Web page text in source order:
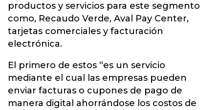
productos y servicios para este segmento
como, Recaudo Verde, Aval Pay Center,
tarjetas comerciales y facturación
electrónica.
El primero de estos “es un servicio
mediante el cual las empresas pueden
enviar facturas o cupones de pago de
manera digital ahorrándose los costos de